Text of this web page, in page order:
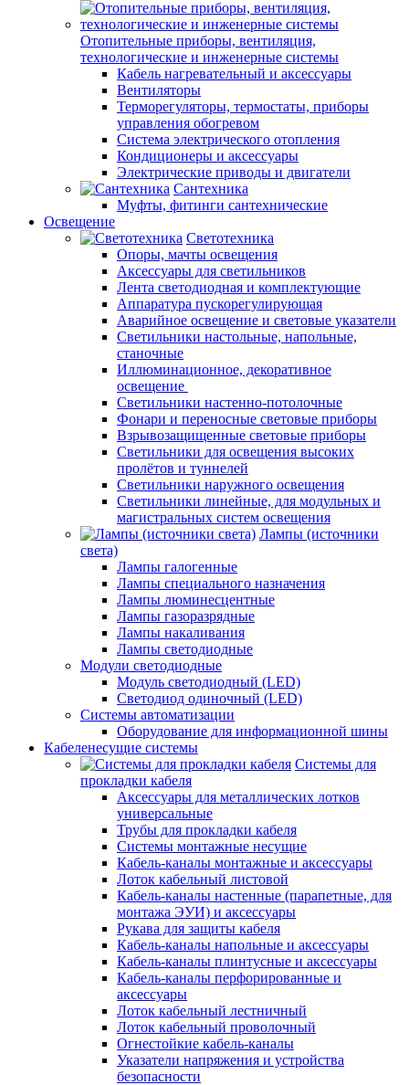
Отопительные приборы, вентиляция,
технологические и инженерные системы
Кабель нагревательный и аксессуары
Вентиляторы
Терморегуляторы, термостаты, приборы
управления обогревом
Система электрического отопления
Кондиционеры и аксессуары
Электрические приводы и двигатели
Сантехника
Муфты, фитинги сантехнические
Освещение
Светотехника
Опоры, мачты освещения
Аксессуары для светильников
Лента светодиодная и комплектующие
Аппаратура пускорегулирующая
Аварийное освещение и световые указатели
Светильники настольные, напольные,
станочные
Иллюминационное, декоративное
освещение
Светильники настенно-потолочные
Фонари и переносные световые приборы
Взрывозащищенные световые приборы
Светильники для освещения высоких
пролётов и туннелей
Светильники наружного освещения
Светильники линейные, для модульных и
магистральных систем освещения
Лампы (источники
света)
Лампы галогенные
Лампы специального назначения
Лампы люминесцентные
Лампы газоразрядные
Лампы накаливания
Лампы светодиодные
Модули светодиодные
Модуль светодиодный (LED)
Светодиод одиночный (LED)
Системы автоматизации
Оборудование для информационной шины
Кабеленесущие системы
Системы для
прокладки кабеля
Аксессуары для металлических лотков
универсальные
Трубы для прокладки кабеля
Системы монтажные несущие
Кабель-каналы монтажные и аксессуары
Лоток кабельный листовой
Кабель-каналы настенные (парапетные, для
монтажа ЭУИ) и аксессуары
Рукава для защиты кабеля
Кабель-каналы напольные и аксессуары
Кабель-каналы плинтусные и аксессуары
Кабель-каналы перфорированные и
аксессуары
Лоток кабельный лестничный
Лоток кабельный проволочный
Огнестойкие кабель-каналы
Указатели напряжения и устройства
безопасности